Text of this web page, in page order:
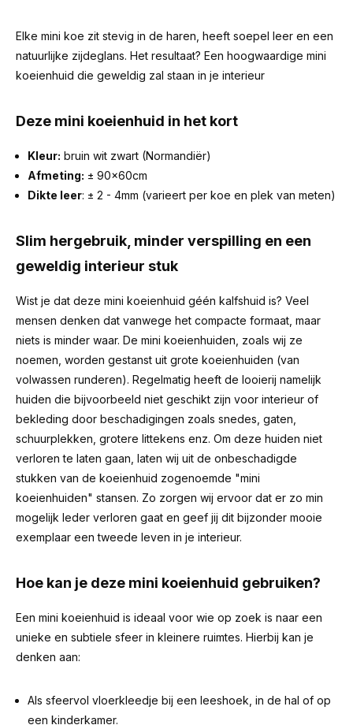
Elke mini koe zit stevig in de haren, heeft soepel leer en een
natuurlijke zijdeglans. Het resultaat? Een hoogwaardige mini
koeienhuid die geweldig zal staan in je interieur
Deze mini koeienhuid in het kort
Kleur: bruin wit zwart (Normandiër)
Afmeting: ± 90x60cm
Dikte leer: ± 2 - 4mm (varieert per koe en plek van meten)
Slim hergebruik, minder verspilling en een
geweldig interieur stuk
Wist je dat deze mini koeienhuid géén kalfshuid is? Veel
mensen denken dat vanwege het compacte formaat, maar
niets is minder waar. De mini koeienhuiden, zoals wij ze
noemen, worden gestanst uit grote koeienhuiden (van
volwassen runderen). Regelmatig heeft de looierij namelijk
huiden die bijvoorbeeld niet geschikt zijn voor interieur of
bekleding door beschadigingen zoals snedes, gaten,
schuurplekken, grotere littekens enz. Om deze huiden niet
verloren te laten gaan, laten wij uit de onbeschadigde
stukken van de koeienhuid zogenoemde "mini
koeienhuiden" stansen. Zo zorgen wij ervoor dat er zo min
mogelijk leder verloren gaat en geef jij dit bijzonder mooie
exemplaar een tweede leven in je interieur.
Hoe kan je deze mini koeienhuid gebruiken?
Een mini koeienhuid is ideaal voor wie op zoek is naar een
unieke en subtiele sfeer in kleinere ruimtes. Hierbij kan je
denken aan:
Als sfeervol vloerkleedje bij een leeshoek, in de hal of op
een kinderkamer.